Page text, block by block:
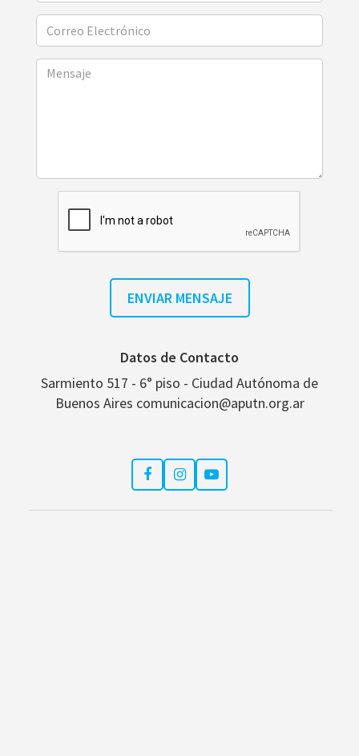
Datos de Contacto
Sarmiento 517 - 6° piso - Ciudad Autónoma de
Buenos Aires comunicacion@aputn.org.ar